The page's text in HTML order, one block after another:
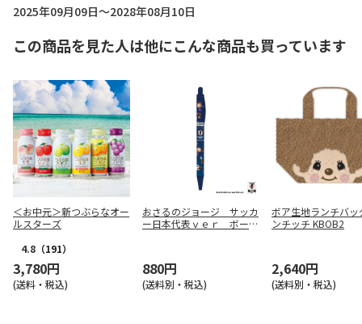
2025年09月09日～2028年08月10日
この商品を見た人は他にこんな商品も買っています
＜お中元＞新つぶらなオー
ルスターズ
4.8 （191）
3,780円
(送料・税込)
おさるのジョージ サッカ
ー日本代表ｖｅｒ ボール
880円
(送料別・税込)
ボア生地ランチバッ
ンチッチ KBOB2
2,640円
(送料別・税込)